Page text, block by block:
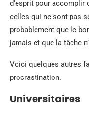
d’esprit pour accomplir
celles qui ne sont pas
probablement que le
jamais et que la tâche
Voici quelques autres
procrastination.
Universitaires